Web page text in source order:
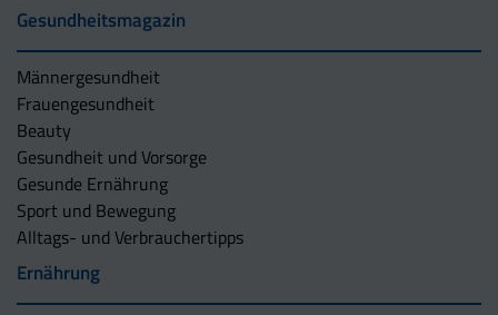
Gesundheitsmagazin
Männergesundheit
Frauengesundheit
Beauty
Gesundheit und Vorsorge
Gesunde Ernährung
Sport und Bewegung
Alltags- und Verbrauchertipps
Ernährung